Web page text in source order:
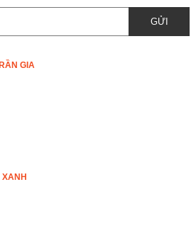
GỬI
GIA